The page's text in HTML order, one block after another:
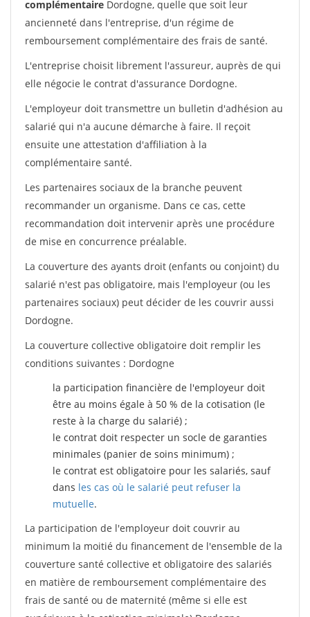
complémentaire Dordogne, quelle que soit leur
ancienneté dans l'entreprise, d'un régime de
remboursement complémentaire des frais de santé.
L'entreprise choisit librement l'assureur, auprès de qui
elle négocie le contrat d'assurance Dordogne.
L'employeur doit transmettre un bulletin d'adhésion au
salarié qui n'a aucune démarche à faire. Il reçoit
ensuite une attestation d'affiliation à la
complémentaire santé.
Les partenaires sociaux de la branche peuvent
recommander un organisme. Dans ce cas, cette
recommandation doit intervenir après une procédure
de mise en concurrence préalable.
La couverture des ayants droit (enfants ou conjoint) du
salarié n'est pas obligatoire, mais l'employeur (ou les
partenaires sociaux) peut décider de les couvrir aussi
Dordogne.
La couverture collective obligatoire doit remplir les
conditions suivantes : Dordogne
la participation financière de l'employeur doit
être au moins égale à 50 % de la cotisation (le
reste à la charge du salarié) ;
le contrat doit respecter un socle de garanties
minimales (panier de soins minimum) ;
le contrat est obligatoire pour les salariés, sauf
dans les cas où le salarié peut refuser la
mutuelle.
La participation de l'employeur doit couvrir au
minimum la moitié du financement de l'ensemble de la
couverture santé collective et obligatoire des salariés
en matière de remboursement complémentaire des
frais de santé ou de maternité (même si elle est